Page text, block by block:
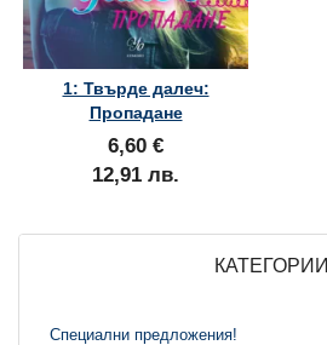
1: Твърде далеч:
Пропадане
6,60 €
12,91 лв.
КАТЕГОРИИ
Специални предложения!